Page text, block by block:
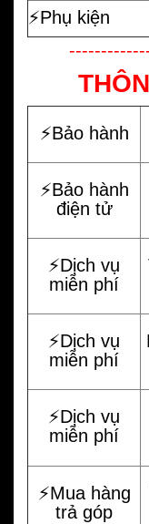
⚡️Phụ kiện
⚡️Bảo hành
⚡️Bảo hành
điện tử
⚡️Dịch vụ
miễn phí
⚡️Dịch vụ
miễn phí
⚡️Dịch vụ
miễn phí
⚡️Mua hàng
trả góp